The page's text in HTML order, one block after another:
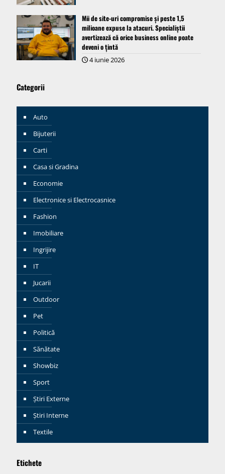
Mii de site-uri compromise și peste 1,5
milioane expuse la atacuri. Specialiștii
avertizează că orice business online poate
deveni o țintă
4 iunie 2026
Categorii
Auto
Bijuterii
Carti
Casa si Gradina
Economie
Electronice si Electrocasnice
Fashion
Imobiliare
Ingrijire
IT
Jucarii
Outdoor
Pet
Politică
Sănătate
Showbiz
Sport
Știri Externe
Știri Interne
Textile
Etichete